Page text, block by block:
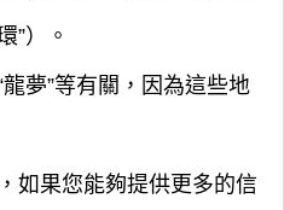
”）。
龍夢”等有關，因為這些地
如果您能夠提供更多的信